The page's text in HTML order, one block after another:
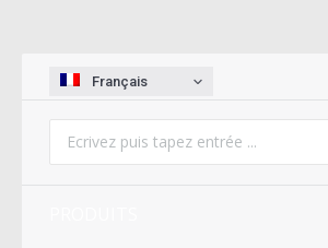
Français